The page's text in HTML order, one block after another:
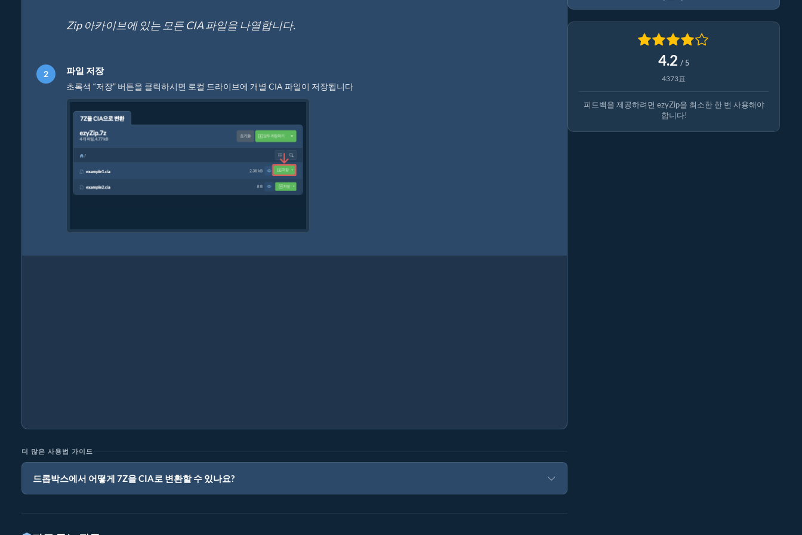
Zip 아카이브에 있는 모든 CIA 파일을 나열합니다.
파일 저장
초록색 “저장” 버튼을 클릭하시면 로컬 드라이브에 개별 CIA 파일이 저장됩니다
더 많은 사용법 가이드
드롭박스에서 어떻게 7Z을 CIA로 변환할 수 있나요?
4.2 / 5
4373표
피드백을 제공하려면 ezyZip을 최소한 한 번 사용해야
합니다!